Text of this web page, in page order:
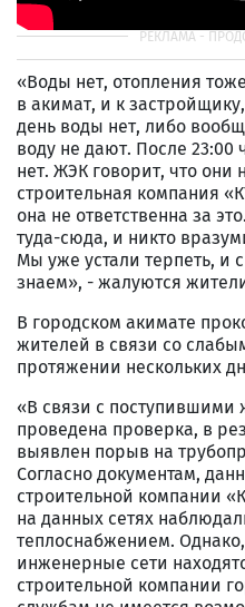
«Воды нет, отопления
в акимат, и к
день воды нет, либо
воду не дают. После
нет. ЖЭК говорит, что они
строительная компания
она не ответственна за
туда-сюда, и никто
Мы уже устали терпеть, и
знаем», - жалуются
В городском акимате
жителей в связи со
протяжении нескольких
«В связи с
проведена проверка, в
выявлен порыв на
Согласно документам,
строительной компании
на данных сетях
теплоснабжением.
инженерные сети
строительной компании